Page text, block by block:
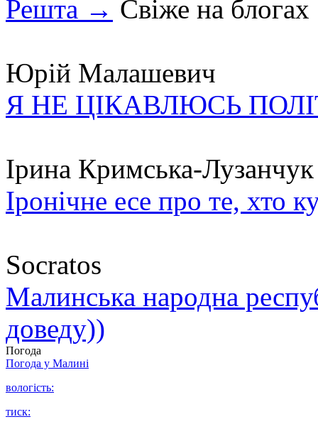
Решта → Свіже на блогах
Юрій Малашевич
Я НЕ ЦІКАВЛЮСЬ
Ірина Кримська-Лузанчук
Іронічне есе про те, хто
Socratos
Малинська народна
доведу))
Погода
Погода у Малині
вологість:
тиск: